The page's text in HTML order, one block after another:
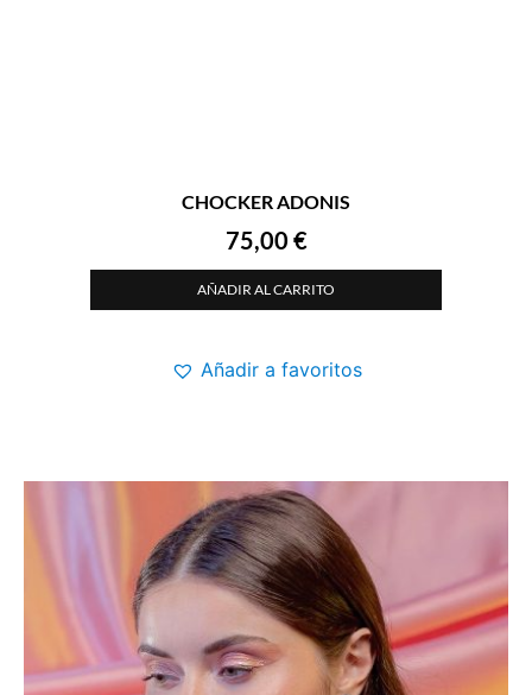
CHOCKER ADONIS
75,00 €
AÑADIR AL CARRITO
Añadir a favoritos